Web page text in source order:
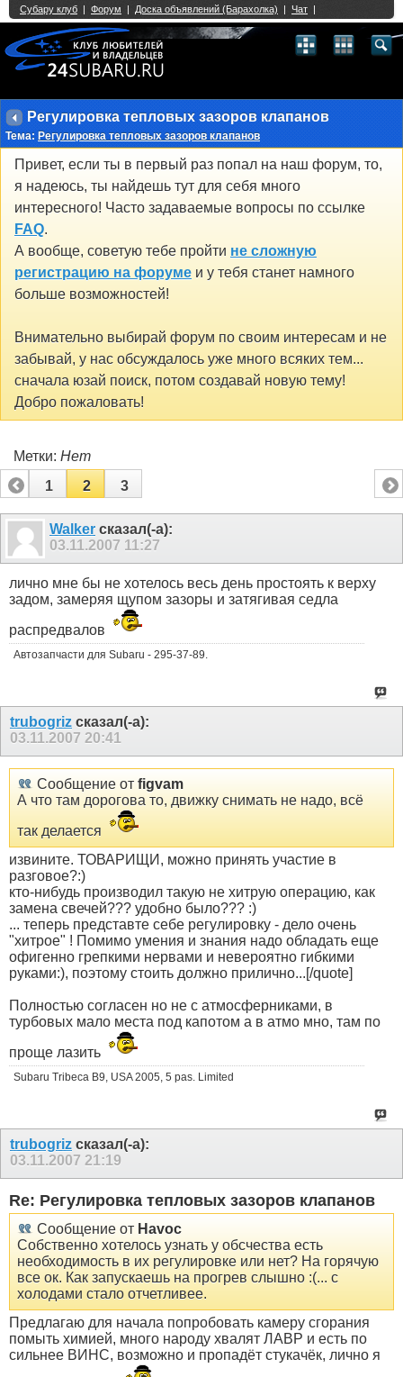
Регулировка тепловых зазоров клапанов
Тема: Регулировка тепловых зазоров клапанов
Привет, если ты в первый раз попал на наш форум, то,
я надеюсь, ты найдешь тут для себя много
интересного! Часто задаваемые вопросы по ссылке
FAQ.
А вообще, советую тебе пройти не сложную
регистрацию на форуме и у тебя станет намного
больше возможностей!
Внимательно выбирай форум по своим интересам и не
забывай, у нас обсуждалось уже много всяких тем...
сначала юзай поиск, потом создавай новую тему!
Добро пожаловать!
Метки: Нет
1
2 3
Walker сказал(-а):
03.11.2007 11:27
лично мне бы не хотелось весь день простоять к верху
задом, замеряя щупом зазоры и затягивая седла
распредвалов
Автозапчасти для Subaru - 295-37-89.
trubogriz сказал(-а):
03.11.2007 20:41
Сообщение от figvam
А что там дорогова то, движку снимать не надо, всё
так делается
извините. ТОВАРИЩИ, можно принять участие в
разговое?:)
кто-нибудь производил такую не хитрую операцию, как
замена свечей??? удобно было??? :)
... теперь представте себе регулировку - дело очень
"хитрое" ! Помимо умения и знания надо обладать еще
офигенно грепкими нервами и невероятно гибкими
руками:), поэтому стоить должно прилично...[/quote]
Полностью согласен но не с атмосферниками, в
турбовых мало места под капотом а в атмо мно, там по
проще лазить
Subaru Tribeca B9, USA 2005, 5 pas. Limited
trubogriz сказал(-а):
03.11.2007 21:19
Re: Регулировка тепловых зазоров клапанов
Сообщение от Havoc
Собственно хотелось узнать у обсчества есть
необходимость в их регулировке или нет? На горячую
все ок. Как запускаешь на прогрев слышно :(... с
холодами стало отчетливее.
Предлагаю для начала попробовать камеру сгорания
помыть химией, много народу хвалят ЛАВР и есть по
сильнее ВИНС, возможно и пропадёт стукачёк, лично я
Single Sign On provided byvBSSO
2 3 4 5 6 7 8 9 10 11 12 13 14 15 16 17 18 21 22 23 24 25 26
27 28 29 30 31 32 33 40 41 42 43